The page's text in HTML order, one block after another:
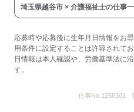
償いたします。）
・看護奨学金制度（資格取得後2
■受動喫煙防止措置：
敷地内禁煙
埼玉県越谷市 × 介護福祉士の仕事
応募時や応募後に生年月日情報をお
用条件に設定することは許容されて
日情報は本人確認や、労働基準法に
す。
仕事No. 1258301